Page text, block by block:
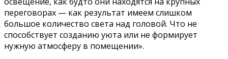
переговорах — как результат имеем слишком
большое количество света над головой. Что не
способствует созданию уюта или не формирует
нужную атмосферу в помещении».